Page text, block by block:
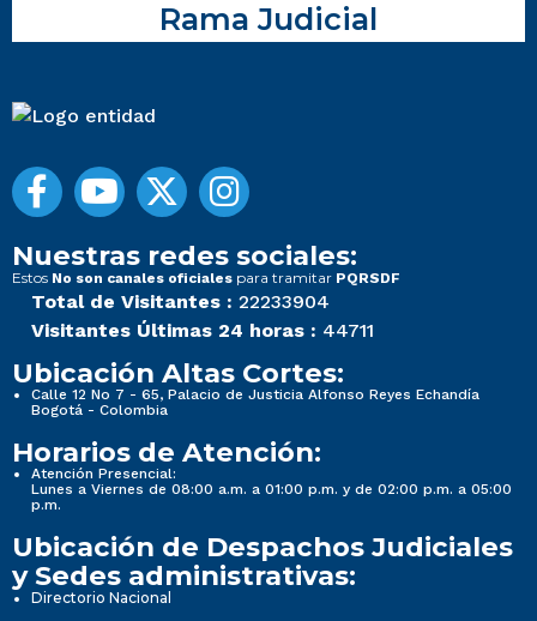
Rama Judicial
Nuestras redes sociales:
Estos No son canales oficiales para tramitar PQRSDF
Total de Visitantes : 22233904
Visitantes Últimas 24 horas : 44711
Ubicación Altas Cortes:
Calle 12 No 7 - 65, Palacio de Justicia Alfonso Reyes Echandía
Bogotá - Colombia
Horarios de Atención:
Atención Presencial:
Lunes a Viernes de 08:00 a.m. a 01:00 p.m. y de 02:00 p.m. a 05:00
p.m.
Ubicación de Despachos Judiciales
y Sedes administrativas:
Directorio Nacional